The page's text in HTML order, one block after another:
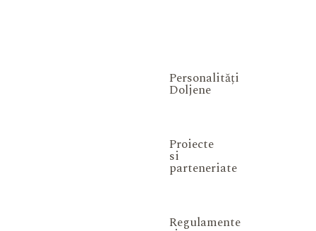
Personalități
Doljene
Proiecte
si
parteneriate
Regulamente